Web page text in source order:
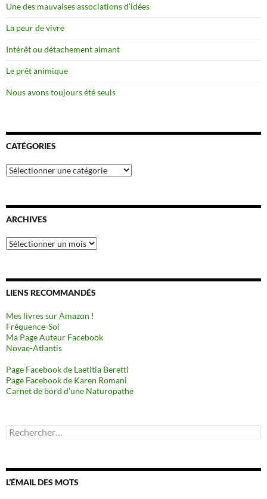
Une des mauvaises associations d’idées
La peur de vivre
Intérêt ou détachement aimant
Le prêt animique
Nous avons toujours été seuls
CATÉGORIES
Catégories
ARCHIVES
Archives
LIENS RECOMMANDÉS
Mes livres sur Amazon !
Fréquence-Soi
Ma Page Auteur Facebook
Novae-Atlantis
Page Facebook de Laetitia Beretti
Page Facebook de Karen Romani
Carnet de bord d’une Naturopathe
Rechercher :
L’ÉMAIL DES MOTS